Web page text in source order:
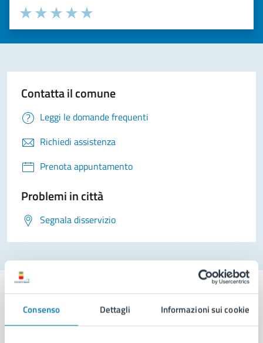
Consenso Dettagli Informazioni sui cookie
Valuta la chiarezza delle informazioni (da 1 a 5 stelle)
Seleziona il numero di stelle per valutare la chiarezza delle
Valuta 5 stelle su 5
Valuta 4 stelle su 5
Valuta 3 stelle su 5
Valuta 2 stelle su 5
Valuta 1 stelle su 5
Contatta il comune
Leggi le domande frequenti
Richiedi assistenza
Prenota appuntamento
Problemi in città
Segnala disservizio